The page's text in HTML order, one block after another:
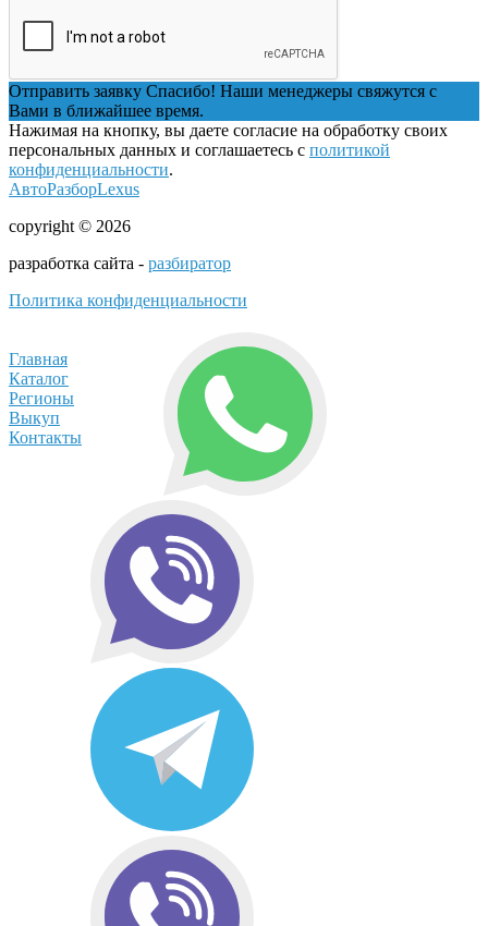
Отправить заявку Спасибо! Наши менеджеры свяжутся с
Вами в ближайшее время.
Нажимая на кнопку, вы даете согласие на обработку своих
персональных данных и соглашаетесь с политикой
конфиденциальности.
АвтоРазборLexus
copyright © 2026
разработка сайта - разбиратор
Политика конфиденциальности
Главная
Каталог
Регионы
Выкуп
Контакты